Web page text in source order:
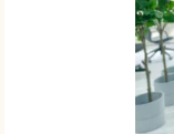
trasparenti.